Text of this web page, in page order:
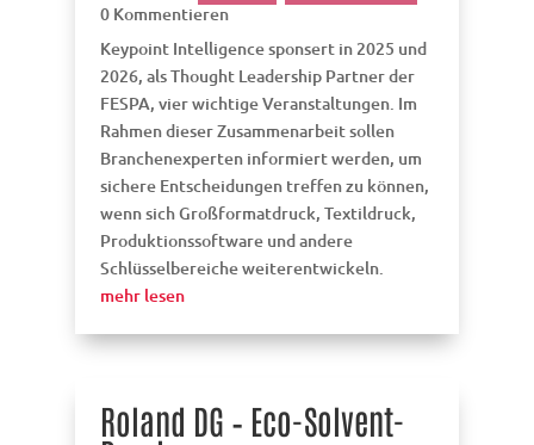
0 Kommentieren
Keypoint Intelligence sponsert in 2025 und
2026, als Thought Leadership Partner der
FESPA, vier wichtige Veranstaltungen. Im
Rahmen dieser Zusammenarbeit sollen
Branchenexperten informiert werden, um
sichere Entscheidungen treffen zu können,
wenn sich Großformatdruck, Textildruck,
Produktionssoftware und andere
Schlüsselbereiche weiterentwickeln.
mehr lesen
Roland DG – Eco-Solvent-